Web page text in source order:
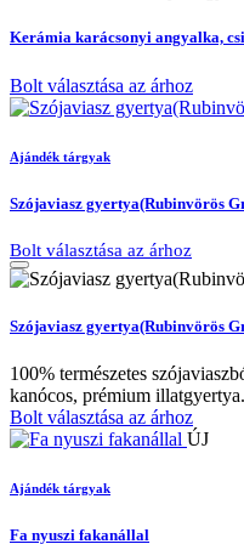
Kerámia karácsonyi angyalka,
Bolt választása az árhoz
Ajándék tárgyak
Szójaviasz gyertya(Rubinvörös
Bolt választása az árhoz
Szójaviasz gyertya(Rubinvörös
100% természetes
kanócos, prémium illatgyertya.
Bolt választása az árhoz
ÚJ
Ajándék tárgyak
Fa nyuszi fakanállal